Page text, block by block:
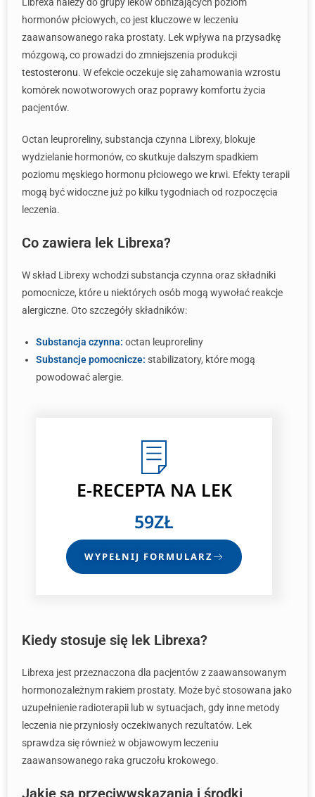
hormonów płciowych, co jest kluczowe w leczeniu
zaawansowanego raka prostaty. Lek wpływa na przysadkę
mózgową, co prowadzi do zmniejszenia produkcji
testosteronu. W efekcie oczekuje się zahamowania wzrostu
komórek nowotworowych oraz poprawy komfortu życia
pacjentów.
Octan leuproreliny, substancja czynna Librexy, blokuje
wydzielanie hormonów, co skutkuje dalszym spadkiem
poziomu męskiego hormonu płciowego we krwi. Efekty terapii
mogą być widoczne już po kilku tygodniach od rozpoczęcia
leczenia.
Co zawiera lek Librexa?
W skład Librexy wchodzi substancja czynna oraz składniki
pomocnicze, które u niektórych osób mogą wywołać reakcje
alergiczne. Oto szczegóły składników:
Substancja czynna: octan leuproreliny
Substancje pomocnicze: stabilizatory, które mogą
powodować alergie.
E-RECEPTANA LEK
59ZŁ
WYPEŁNIJ FORMULARZ
Kiedy stosuje się lek Librexa?
Librexa jest przeznaczona dla pacjentów z zaawansowanym
hormonozależnym rakiem prostaty. Może być stosowana jako
uzupełnienie radioterapii lub w sytuacjach, gdy inne metody
leczenia nie przyniosły oczekiwanych rezultatów. Lek
sprawdza się również w objawowym leczeniu
zaawansowanego raka gruczołu krokowego.
Jakie są przeciwwskazania i środki